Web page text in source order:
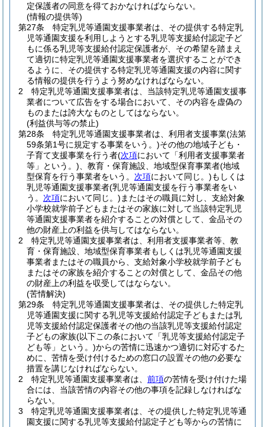
定保護者の同意を得ておかなければならない。
(情報の提供等)
第27条
特定乳児等通園支援事業者は、その提供する特定乳
児等通園支援を利用しようとする乳児等支援給付認定子ど
もに係る乳児等支援給付認定保護者が、その希望を踏まえ
て適切に特定乳児等通園支援事業者を選択することができ
るように、その提供する特定乳児等通園支援の内容に関す
る情報の提供を行うよう努めなければならない。
2
特定乳児等通園支援事業者は、当該特定乳児等通園支援事
業者について広告をする場合において、その内容を虚偽の
ものまたは誇大なものとしてはならない。
(利益供与等の禁止)
第28条
特定乳児等通園支援事業者は、利用者支援事業(法第
59条第1号に規定する事業をいう。)その他の地域子ども・
子育て支援事業を行う者(次項において「利用者支援事業者
等」という。) 、教育・保育施設、地域型保育事業者(地域
型保育を行う事業者をいう。 次項において同じ。)もしくは
乳児等通園支援事業者(乳児等通園支援を行う事業者をい
う。 次項において同じ。) またはその職員に対し、支給対象
小学校就学前子どもまたはその家族に対して当該特定乳児
等通園支援事業者を紹介することの対償として、金品その
他の財産上の利益を供与してはならない。
2
特定乳児等通園支援事業者は、利用者支援事業者等、教
育・保育施設、地域型保育事業者もしくは乳児等通園支援
事業者またはその職員から、支給対象小学校就学前子ども
またはその家族を紹介することの対償として、金品その他
の財産上の利益を収受してはならない。
(苦情解決)
第29条
特定乳児等通園支援事業者は、その提供した特定乳
児等通園支援に関する乳児等支援給付認定子どもまたは乳
児等支援給付認定保護者その他の当該乳児等支援給付認定
子どもの家族(以下この条において「乳児等支援給付認定子
ども等」という。)からの苦情に迅速かつ適切に対応するた
めに、苦情を受け付けるための窓口の設置その他の必要な
措置を講じなければならない。
2
特定乳児等通園支援事業者は、 前項の苦情を受け付けた場
合には、当該苦情の内容その他の事項を記録しなければな
らない。
3
特定乳児等通園支援事業者は、その提供した特定乳児等通
園支援に関する乳児等支援給付認定子ども等からの苦情に